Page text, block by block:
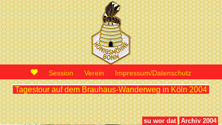
Session Verein Impressum/Datenschutz
Tagestour auf dem Brauhaus-Wanderweg in Köln 2004
su wor dat Archiv 2004